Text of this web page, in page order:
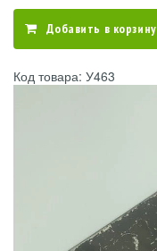
Добавить в корзину
Код товара: У463